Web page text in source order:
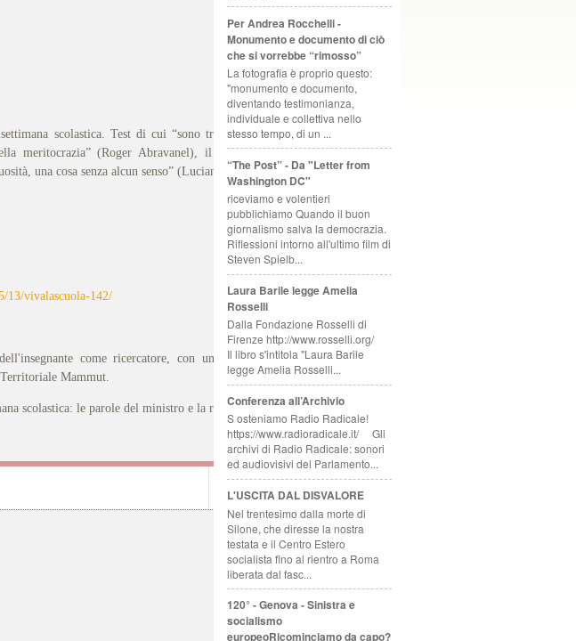
scolastica. Test di cui “sono troppo poco definiti gli
meritocrazia” (Roger Abravanel), il “rilancio del sistema
una cosa senza alcun senso” (Luciano Canfora).
13/vivalascuola-142/
come ricercatore, con una intervista a Donato
Mammut.
scolastica: le parole del ministro e la realtà della scuola.
Per Andrea Rocchelli -
Monumento e documento di ciò
che si vorrebbe “rimosso”
La fotografia è proprio questo:
"monumento e documento,
diventando testimonianza,
individuale e collettiva nello
stesso tempo, di un ...
“The Post” - Da "Letter from
Washington DC"
riceviamo e volentieri
pubblichiamo Quando il buon
giornalismo salva la democrazia.
Riflessioni intorno all'ultimo film di
Steven Spielb...
Laura Barile legge Amelia
Rosselli
Dalla Fondazione Rosselli di
Firenze http://www.rosselli.org/
Il libro s'intitola "Laura Barile
legge Amelia Rosselli...
Conferenza all’Archivio
S osteniamo Radio Radicale!
https://www.radioradicale.it/ Gli
archivi di Radio Radicale: sonori
ed audiovisivi del Parlamento...
L'USCITA DAL DISVALORE
Nel trentesimo dalla morte di
Silone, che diresse la nostra
testata e il Centro Estero
socialista fino al rientro a Roma
liberata dal fasc...
120° - Genova - Sinistra e
socialismo
europeoRicominciamo da capo?